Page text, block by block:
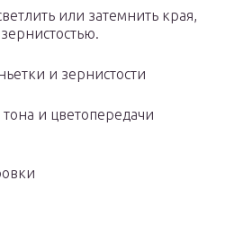
или затемнить края,
и зернистости
и цветопередачи